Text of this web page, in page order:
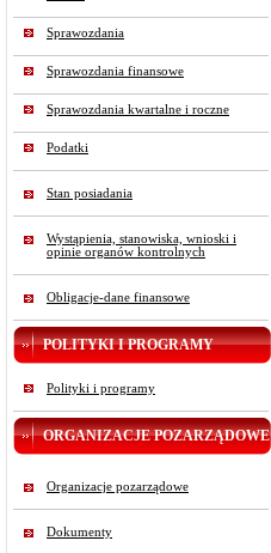
Sprawozdania
Sprawozdania finansowe
Sprawozdania kwartalne i roczne
Podatki
Stan posiadania
Wystąpienia, stanowiska, wnioski i
opinie organów kontrolnych
Obligacje-dane finansowe
POLITYKI I PROGRAMY
Polityki i programy
ORGANIZACJE POZARZĄDOWE
Organizacje pozarządowe
Dokumenty